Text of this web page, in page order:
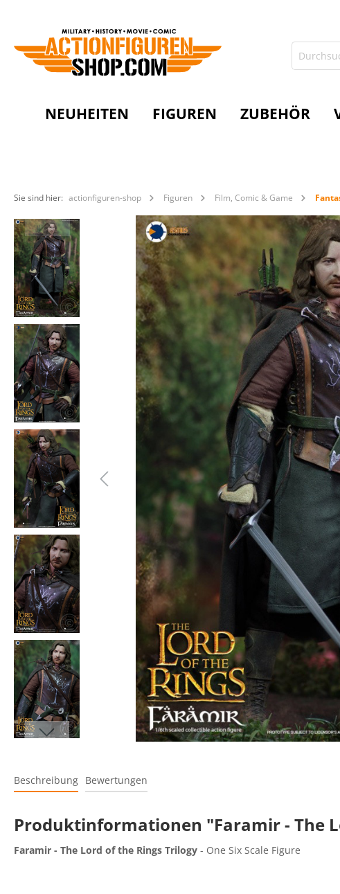
NEUHEITEN FIGUREN ZUBEHÖR
Sie sind hier: actionfiguren-shop Figuren Film, Comic & Game
Beschreibung Bewertungen
Produktinformationen "Faramir - The
Faramir - The Lord of the Rings Trilogy - One Six Scale Figure